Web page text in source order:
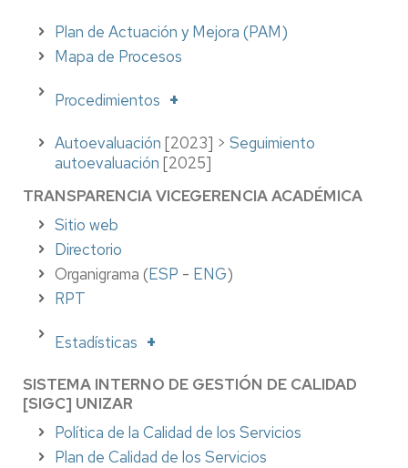
Plan de Actuación y Mejora (PAM)
Mapa de Procesos
Procedimientos
Autoevaluación [2023] > Seguimiento
autoevaluación [2025]
TRANSPARENCIA VICEGERENCIA ACADÉMICA
Sitio web
Directorio
Organigrama (ESP - ENG)
RPT
Estadísticas
SISTEMA INTERNO DE GESTIÓN DE CALIDAD
[SIGC] UNIZAR
Política de la Calidad de los Servicios
Plan de Calidad de los Servicios